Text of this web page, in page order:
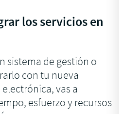
los servicios en
sistema de gestión o
con tu nueva
vas a
esfuerzo y recursos